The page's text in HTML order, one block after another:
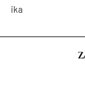
ika